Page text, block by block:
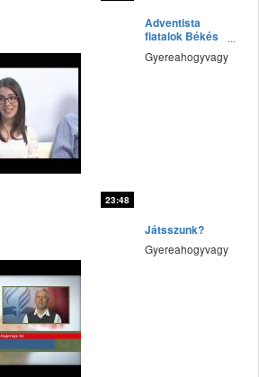
23:48
Adventista
fiatalok Békés
megyében
Gyereahogyvagy
Játsszunk?
Gyereahogyvagy